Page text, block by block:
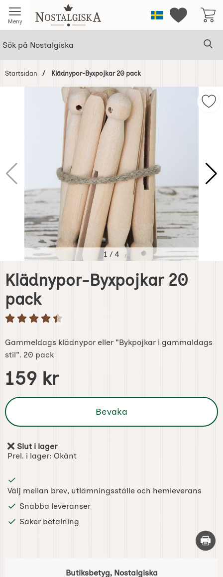
Meny Startsidan för NostalgiskaSverigeMina
Startsidan Klädnypor-Byxpojkar 20 pack
1 / 4
Klädnypor-Byxpojkar 20
pack
Gammeldags klädnypor eller "Bykpojkar i gammaldags
stil". 20 pack
Handla denna produkt Klädnypor-Byxpojkar 20 pack
pris
159 kr
Bevaka
Tillgänglighet:
Slut i lager
Prel. i lager: Okänt
Välj mellan brev, utlämningsställe och hemleverans
Snabba leveranser
Säker betalning
Skriv
Butiksbetyg, Nostalgiska